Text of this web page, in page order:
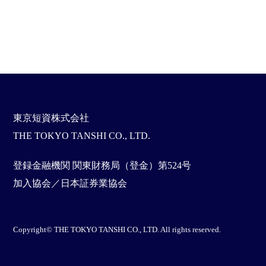
東京短資株式会社
THE TOKYO TANSHI CO., LTD.
登録金融機関 関東財務局（登金）第524号
加入協会／日本証券業協会
Copyright© THE TOKYO TANSHI CO., LTD. All rights reserved.